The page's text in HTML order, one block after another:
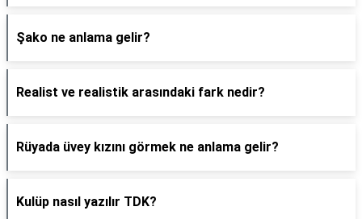
Şako ne anlama gelir?
Realist ve realistik arasındaki fark nedir?
Rüyada üvey kızını görmek ne anlama gelir?
Kulüp nasıl yazılır TDK?